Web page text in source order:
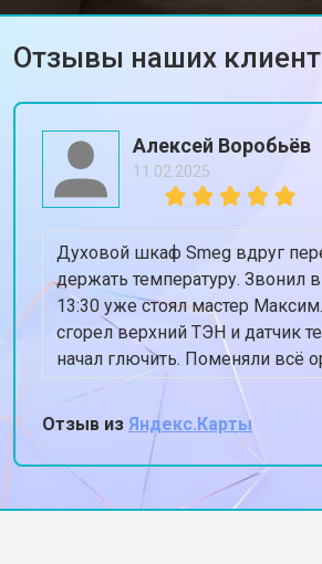
Отзывы наших
Алексей Воробьёв
11.02.2025
Духовой шкаф Smeg вдруг
держать температуру. Звонил
13:30 уже стоял мастер
сгорел верхний ТЭН и датчик
начал глючить. Поменяли всё
духовка теперь греет ровно
ставлю 180. Спасибо, жена
Отзыв из Яндекс.Карты